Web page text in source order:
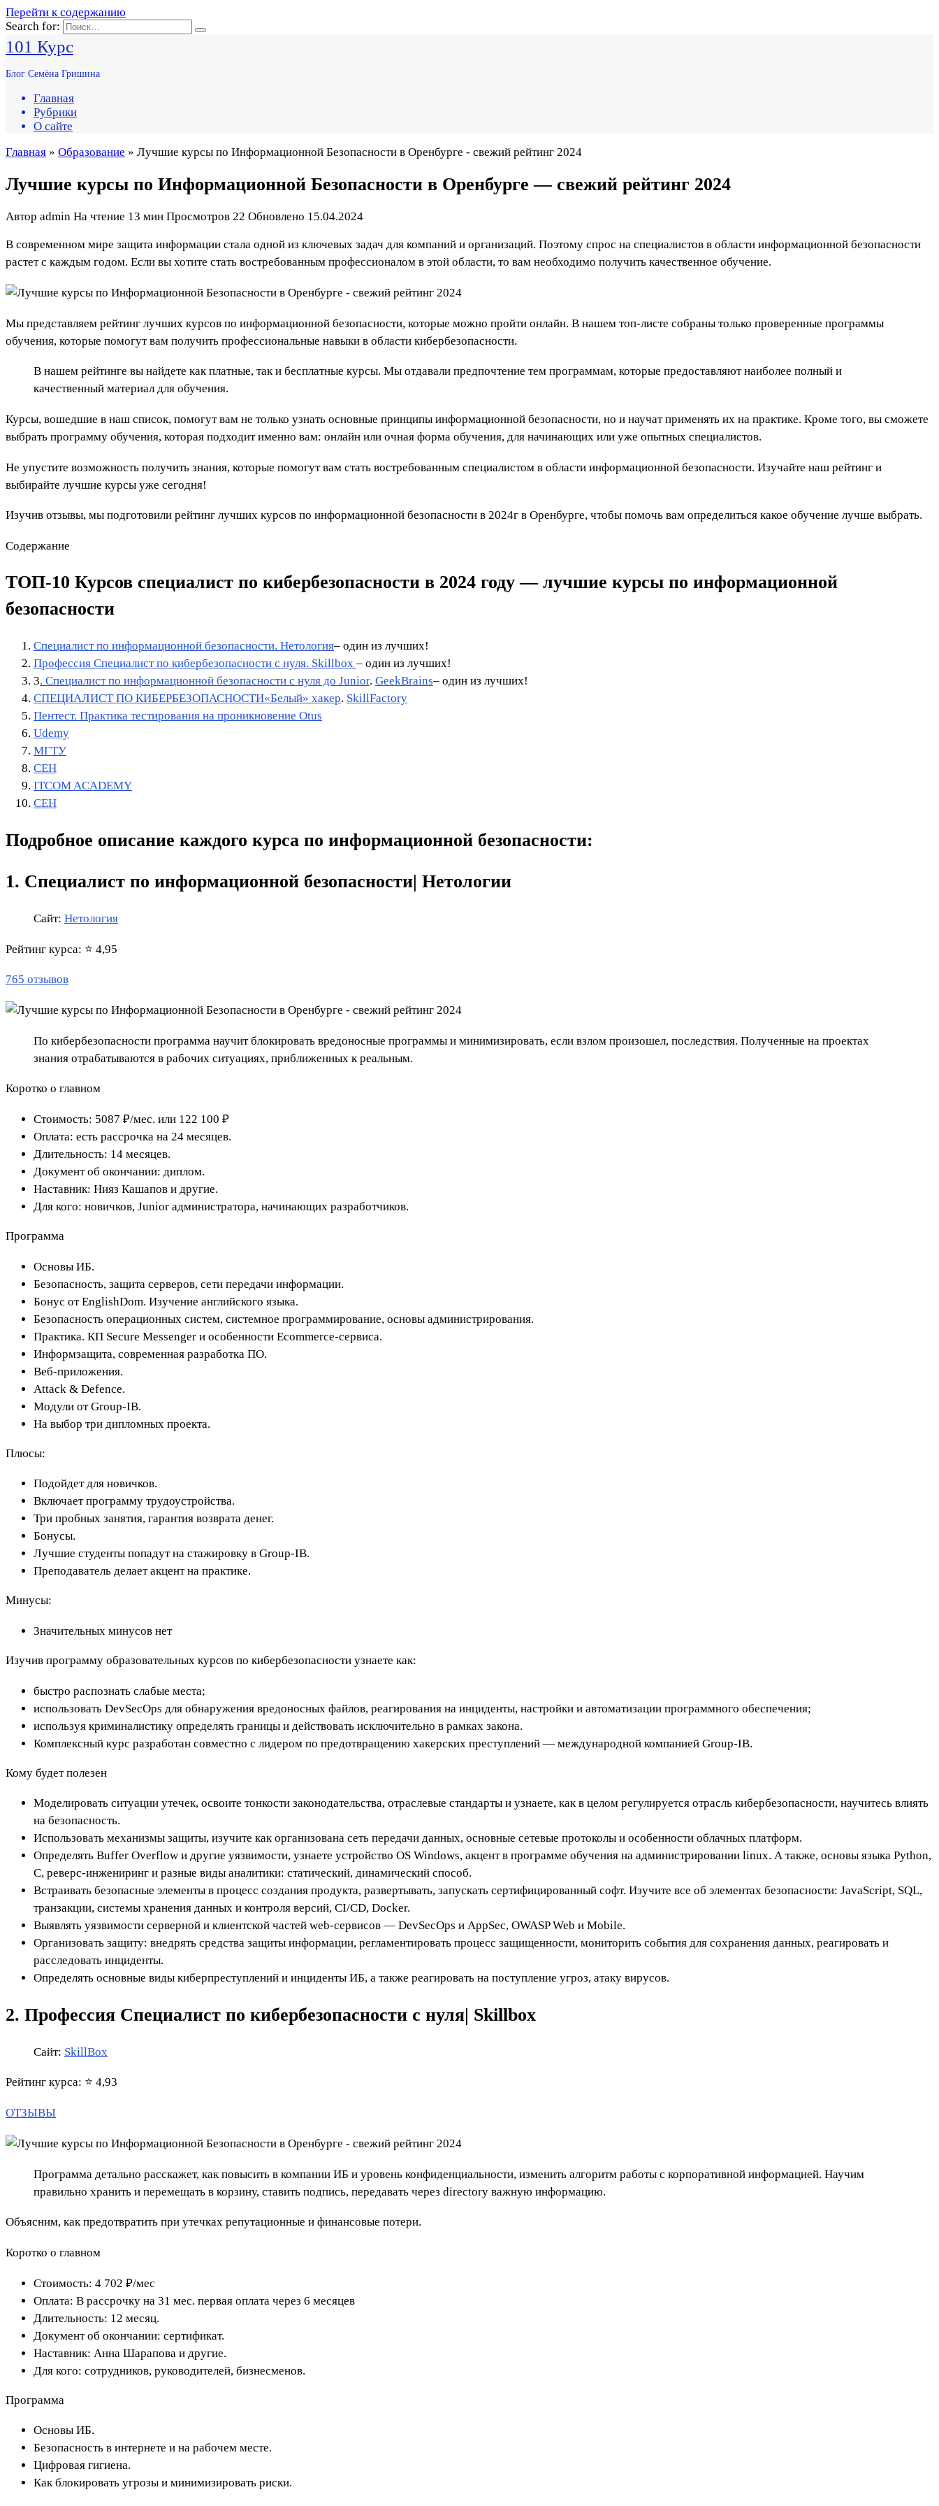
Перейти к содержанию
Search for:
101 Курс
Блог Семёна Гришина
Главная
Рубрики
О сайте
Главная » Образование » Лучшие курсы по Информационной Безопасности в Оренбурге - свежий рейтинг 2024
Лучшие курсы по Информационной Безопасности в Оренбурге — свежий рейтинг 2024
Автор admin На чтение 13 мин Просмотров 22 Обновлено 15.04.2024
В современном мире защита информации стала одной из ключевых задач для компаний и организаций. Поэтому спрос на специалистов в области информационной безопасности
растет с каждым годом. Если вы хотите стать востребованным профессионалом в этой области, то вам необходимо получить качественное обучение.
Мы представляем рейтинг лучших курсов по информационной безопасности, которые можно пройти онлайн. В нашем топ-листе собраны только проверенные программы
обучения, которые помогут вам получить профессиональные навыки в области кибербезопасности.
В нашем рейтинге вы найдете как платные, так и бесплатные курсы. Мы отдавали предпочтение тем программам, которые предоставляют наиболее полный и
качественный материал для обучения.
Курсы, вошедшие в наш список, помогут вам не только узнать основные принципы информационной безопасности, но и научат применять их на практике. Кроме того, вы сможете
выбрать программу обучения, которая подходит именно вам: онлайн или очная форма обучения, для начинающих или уже опытных специалистов.
Не упустите возможность получить знания, которые помогут вам стать востребованным специалистом в области информационной безопасности. Изучайте наш рейтинг и
выбирайте лучшие курсы уже сегодня!
Изучив отзывы, мы подготовили рейтинг лучших курсов по информационной безопасности в 2024г в Оренбурге, чтобы помочь вам определиться какое обучение лучше выбрать.
Содержание
ТОП-10 Курсов специалист по кибербезопасности в 2024 году — лучшие курсы по информационной
безопасности
Специалист по информационной безопасности. Нетология– один из лучших!
Профессия Специалист по кибер­безопас­нос­ти с нуля. Skillbox – один из лучших!
3. Специалист по информационной безопасности с нуля до Junior. GeekBrains– один из лучших!
СПЕЦИАЛИСТ ПО КИБЕРБЕЗОПАСНОСТИ«Белый» хакер. SkillFactory
Пентест. Практика тестирования на проникновение Otus
Udemy
МГТУ
СЕН
ITCOM ACADEMY
СЕН
Подробное описание каждого курса по информационной безопасности:
1. Специалист по информационной безопасности| Нетологии
Сайт: Нетология
Рейтинг курса: ⭐ 4,95
765 отзывов
По кибербезопасности программа научит блокировать вредоносные программы и минимизировать, если взлом произошел, последствия. Полученные на проектах
знания отрабатываются в рабочих ситуациях, приближенных к реальным.
Коротко о главном
Стоимость: 5087 ₽/мес. или 122 100 ₽
Оплата: есть рассрочка на 24 месяцев.
Длительность: 14 месяцев.
Документ об окончании: диплом.
Наставник: Нияз Кашапов и другие.
Для кого: новичков, Junior администратора, начинающих разработчиков.
Программа
Основы ИБ.
Безопасность, защита серверов, сети передачи информации.
Бонус от EnglishDom. Изучение английского языка.
Безопасность операционных систем, системное программирование, основы администрирования.
Практика. КП Secure Messenger и особенности Ecommerce-сервиса.
Информзащита, современная разработка ПО.
Веб-приложения.
Attack & Defence.
Модули от Group-IB.
На выбор три дипломных проекта.
Плюсы:
Подойдет для новичков.
Включает программу трудоустройства.
Три пробных занятия, гарантия возврата денег.
Бонусы.
Лучшие студенты попадут на стажировку в Group-IB.
Преподаватель делает акцент на практике.
Минусы:
Значительных минусов нет
Изучив программу образовательных курсов по кибербезопасности узнаете как:
быстро распознать слабые места;
использовать DevSecOps для обнаружения вредоносных файлов, реагирования на инциденты, настройки и автоматизации программного обеспечения;
используя криминалистику определять границы и действовать исключительно в рамках закона.
Комплексный курс разработан совместно с лидером по предотвращению хакерских преступлений — международной компанией Group‑IB.
Кому будет полезен
Моделировать ситуации утечек, освоите тонкости законодательства, отраслевые стандарты и узнаете, как в целом регулируется отрасль кибербезопасности, научитесь влиять
на безопасность.
Использовать механизмы защиты, изучите как организована сеть передачи данных, основные сетевые протоколы и особенности облачных платформ.
Определять Buffer Overflow и другие уязвимости, узнаете устройство OS Windows, акцент в программе обучения на администрировании linux. А также, основы языка Python,
С, реверс-инжениринг и разные виды аналитики: статический, динамический способ.
Встраивать безопасные элементы в процесс создания продукта, развертывать, запускать сертифицированный софт. Изучите все об элементах безопасности: JavaScript, SQL,
транзакции, системы хранения данных и контроля версий, CI/CD, Docker.
Выявлять уязвимости серверной и клиентской частей web-сервисов — DevSecOps и AppSec, OWASP Web и Mobile.
Организовать защиту: внедрять средства защиты информации, регламентировать процесс защищенности, мониторить события для сохранения данных, реагировать и
расследовать инциденты.
Определять основные виды киберпреступлений и инциденты ИБ, а также реагировать на поступление угроз, атаку вирусов.
2. Профессия Специалист по кибер­безопасности с нуля| Skillbox
Сайт: SkillBox
Рейтинг курса: ⭐ 4,93
ОТЗЫВЫ
Программа детально расскажет, как повысить в компании ИБ и уровень конфиденциальности, изменить алгоритм работы с корпоративной информацией. Научим
правильно хранить и перемещать в корзину, ставить подпись, передавать через directory важную информацию.
Объясним, как предотвратить при утечках репутационные и финансовые потери.
Коротко о главном
Стоимость: 4 702 ₽/мес
Оплата: В рассрочку на 31 мес. первая оплата через 6 месяцев
Длительность: 12 месяц.
Документ об окончании: сертификат.
Наставник: Анна Шарапова и другие.
Для кого: сотрудников, руководителей, бизнесменов.
Программа
Основы ИБ.
Безопасность в интернете и на рабочем месте.
Цифровая гигиена.
Как блокировать угрозы и минимизировать риски.